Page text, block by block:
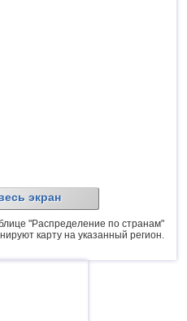
экран
"Распределение по странам"
карту на указанный регион.